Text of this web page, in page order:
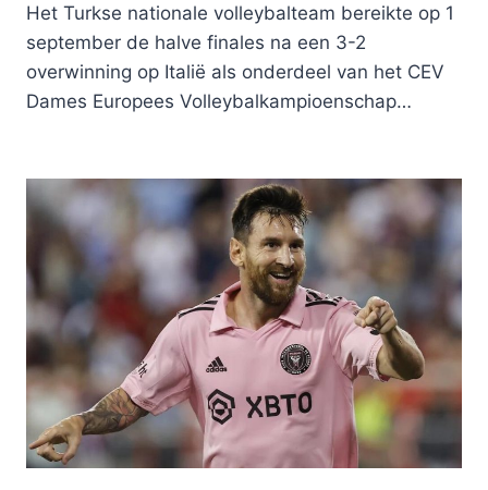
Het Turkse nationale volleybalteam bereikte op 1
september de halve finales na een 3-2
overwinning op Italië als onderdeel van het CEV
Dames Europees Volleybalkampioenschap…